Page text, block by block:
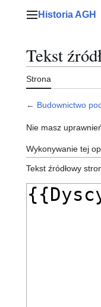
Menu główne
Historia AGH
Tekst
Strona
← Budownictwo
Nie masz
Wykonywanie tej
Tekst źródłowy